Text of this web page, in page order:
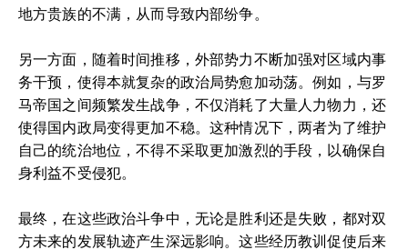
地方贵族的不满，从而导致内部纷争。
另一方面，随着时间推移，外部势力不断加强对区域内事
务干预，使得本就复杂的政治局势愈加动荡。例如，与罗
马帝国之间频繁发生战争，不仅消耗了大量人力物力，还
使得国内政局变得更加不稳。这种情况下，两者为了维护
自己的统治地位，不得不采取更加激烈的手段，以确保自
身利益不受侵犯。
最终，在这些政治斗争中，无论是胜利还是失败，都对双
方未来的发展轨迹产生深远影响。这些经历教训促使后来